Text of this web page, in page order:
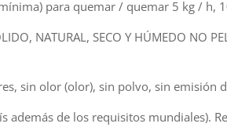
para quemar / quemar 5 kg / h,
NATURAL, SECO Y HÚMEDO NO
sin olor (olor), sin polvo, sin emisión
de los requisitos mundiales).